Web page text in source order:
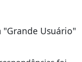
"Grande Usuário"